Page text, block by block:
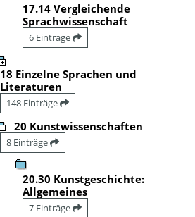
17.14 Vergleichende
Sprachwissenschaft
6 Einträge
18 Einzelne Sprachen und
Literaturen
148 Einträge
20 Kunstwissenschaften
8 Einträge
20.30 Kunstgeschichte:
Allgemeines
7 Einträge